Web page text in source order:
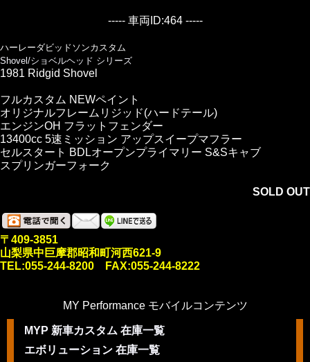
----- 車両ID:464 -----
ハーレーダビッドソンカスタム
Shovel/ショベルヘッド シリーズ
1981 Ridgid Shovel
フルカスタム NEWペイント
オリジナルフレームリジッド(ハードテール)
エンジンOH フラットフェンダー
13400cc 5速ミッション アップスイープマフラー
セルスタート BDLオープンプライマリー S&Sキャブ
スプリンガーフォーク
SOLD OUT
〒409-3851
山梨県中巨摩郡昭和町河西621-9
TEL:055-244-8200 FAX:055-244-8222
MY Performance モバイルコンテンツ
MYP 新車カスタム 在庫一覧
エボリューション 在庫一覧